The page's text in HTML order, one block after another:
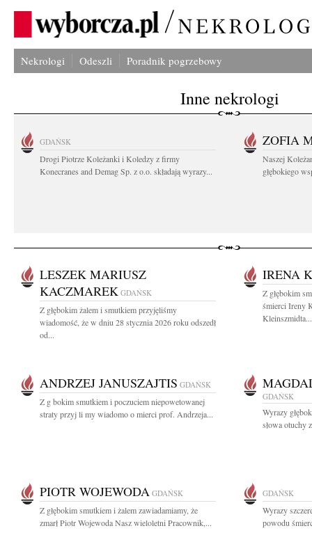
Nekrologi Odeszli Poradnik pogrzebowy
Inne nekrologi
GDAŃSK
Drogi Piotrze Koleżanki i Koledzy z firmy
Konecranes and Demag Sp. z o.o. składają wyrazy...
ZOFIA
Naszej
głębokiego
LESZEK MARIUSZ
KACZMAREK GDAŃSK
Z głębokim żalem i smutkiem przyjęliśmy
wiadomość, że w dniu 28 stycznia 2026 roku odszedł
od...
IRENA
Z głębokim
śmierci Ireny
Kleinszmidta...
ANDRZEJ JANUSZAJTIS GDAŃSK
Z g bokim smutkiem i poczuciem niepowetowanej
straty przyj li my wiadomo o mierci prof. Andrzeja...
GDAŃSK
Wyrazy
słowa otuchy
PIOTR WOJEWODA GDAŃSK
Z głębokim smutkiem i żalem zawiadamiamy, że
zmarł Piotr Wojewoda Nasz wieloletni Pracownik,...
GDAŃSK
Wyrazy
powodu